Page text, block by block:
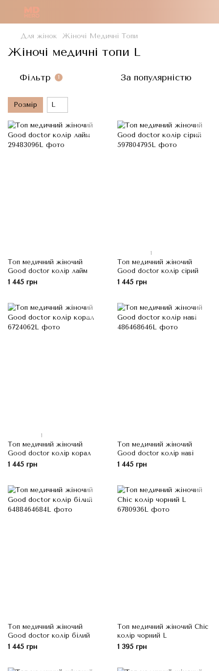
Для жінок Жіночі Медичні Топи
Жіночі медичні топи L
Фільтр 1 За популярністю
Розмір L
Топ медичний жіночий
Good doctor колір лайм
1 445 грн
1
Топ медичний жіночий
Good doctor колір сірий
1 445 грн
1
Топ медичний жіночий
Good doctor колір корал
1 445 грн
Топ медичний жіночий
Good doctor колір наві
1 445 грн
Топ медичний жіночий
Good doctor колір білий
1 445 грн
Топ медичний жіночий Chic
колір чорний L
1 395 грн